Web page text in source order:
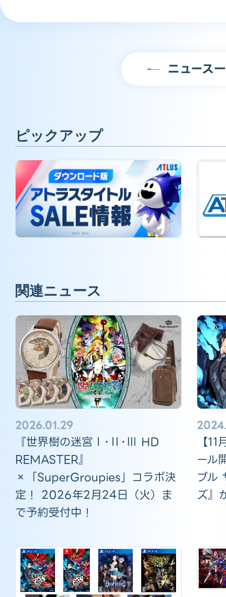
ニュース
ピックアップ
関連ニュース
2026.01.29
『世界樹の迷宮Ⅰ･Ⅱ･Ⅲ HD
REMASTER』
×「SuperGroupies」コラボ決
定！ 2026年2月24日（火）ま
で予約受付中！
【
ール
ブル
ズ』